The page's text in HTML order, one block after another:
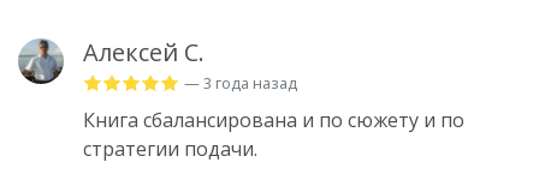
Алексей С.
— 3 года назад
Книга сбалансирована и по сюжету и по
стратегии подачи.